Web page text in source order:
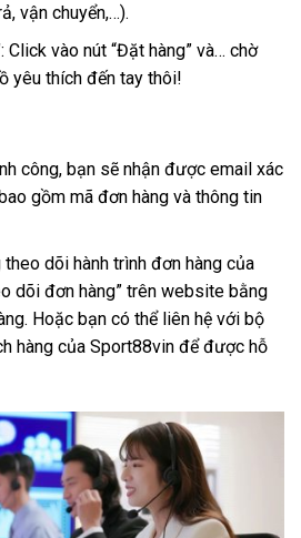
vận chuyển,…).
Click vào nút “Đặt hàng” và… chờ
yêu thích đến tay thôi!
công, bạn sẽ nhận được email xác
gồm mã đơn hàng và thông tin
dõi hành trình đơn hàng của
dõi đơn hàng” trên website bằng
Hoặc bạn có thể liên hệ với bộ
hàng của Sport88vin để được hỗ